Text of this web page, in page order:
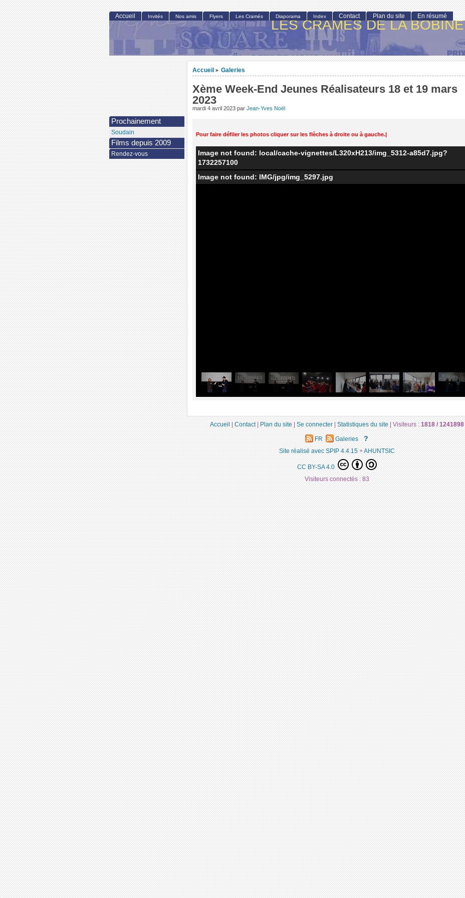
LES CRAMÉS DE LA BOBINE
Accueil > Galeries
Xème Week-End Jeunes Réalisateurs 18 et 19 mars
2023
mardi 4 avril 2023 par Jean-Yves Noël
Pour faire défiler les photos cliquer sur les flèches à droite ou à gauche.|
Image not found: local/cache-vignettes/L320xH213/img_5312-a85d7.jpg?
1732257100
Image not found: IMG/jpg/img_5297.jpg
Accueil Invités Nos amis Flyers Les Cramés Diaporama Index Contact Plan du site En résumé
Prochainement
Soudain
Films depuis 2009
Rendez-vous
Accueil|Contact|Plan du site|Se connecter|Statistiques du site|Visiteurs :1818 / 1241898
FR Galeries ?
Site réalisé avec SPIP 4.4.15+AHUNTSIC
CC BY-SA 4.0
Visiteurs connectés :83